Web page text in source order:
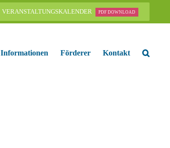
VERANSTALTUNGSKALENDER PDF DOWNLOAD
Informationen Förderer Kontakt